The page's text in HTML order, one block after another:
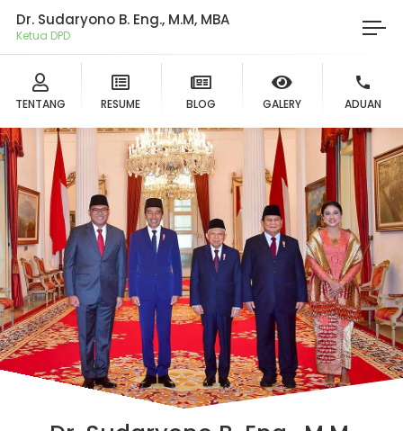
Dr. Sudaryono B. Eng., M.M, MBA
Ketua DPD Gerind
TENTANG RESUME BLOG GALERY ADUAN